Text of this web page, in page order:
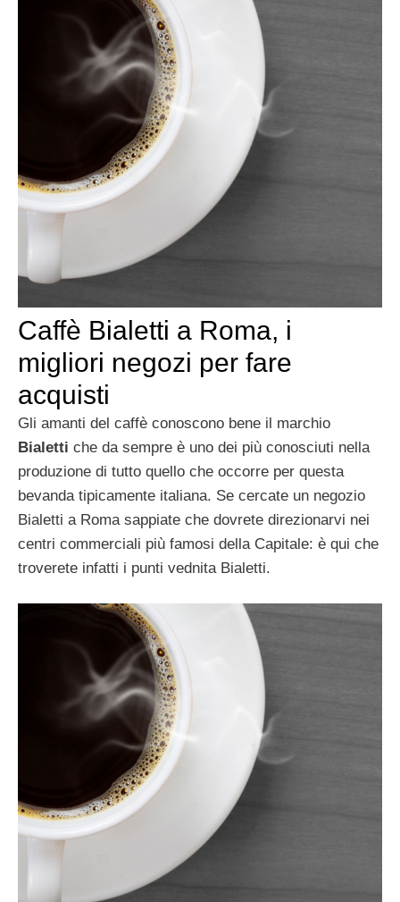
Caffè Bialetti a Roma, i
migliori negozi per fare
acquisti
Gli amanti del caffè conoscono bene il marchio
Bialetti che da sempre è uno dei più conosciuti nella
produzione di tutto quello che occorre per questa
bevanda tipicamente italiana. Se cercate un negozio
Bialetti a Roma sappiate che dovrete direzionarvi nei
centri commerciali più famosi della Capitale: è qui che
troverete infatti i punti vednita Bialetti.